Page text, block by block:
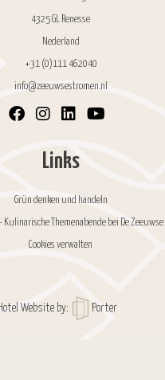
4325 GL Renesse
Nederland
+31 (0)111 462040
info@zeeuwsestromen.nl
Links
Grün denken und handeln
Kulinarische Themenabende bei De
Cookies verwalten
Website by: Porter